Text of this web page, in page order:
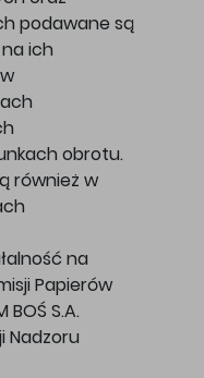
podawane są
ich
obrotu.
również w
na
Papierów
S.A.
Nadzoru